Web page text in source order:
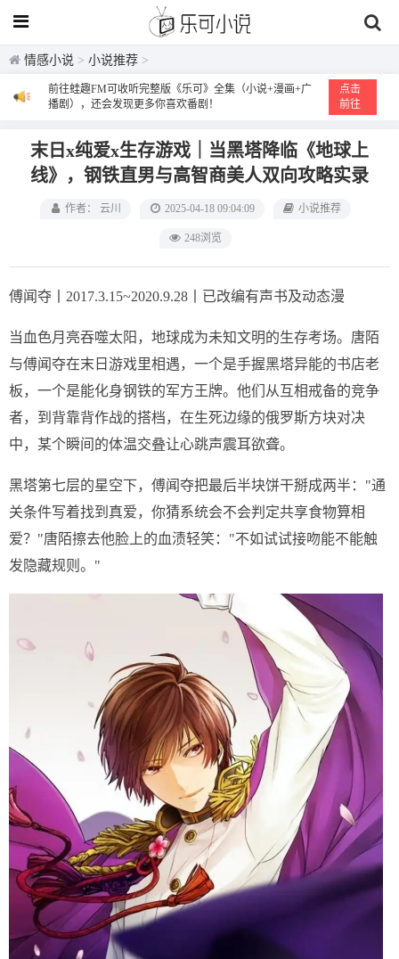
情感小说 > 小说推荐 >
前往蛙趣FM可收听完整版《乐可》全集（小说+漫画+广
播剧），还会发现更多你喜欢番剧！
点击
前往
末日x纯爱x生存游戏｜当黑塔降临《地球上
线》，钢铁直男与高智商美人双向攻略实录
作者： 云川 2025-04-18 09:04:09 小说推荐
248浏览
傅闻夺丨2017.3.15~2020.9.28丨已改编有声书及动态漫
当血色月亮吞噬太阳，地球成为未知文明的生存考场。唐陌
与傅闻夺在末日游戏里相遇，一个是手握黑塔异能的书店老
板，一个是能化身钢铁的军方王牌。他们从互相戒备的竞争
者，到背靠背作战的搭档，在生死边缘的俄罗斯方块对决
中，某个瞬间的体温交叠让心跳声震耳欲聋。
黑塔第七层的星空下，傅闻夺把最后半块饼干掰成两半："通
关条件写着找到真爱，你猜系统会不会判定共享食物算相
爱？"唐陌擦去他脸上的血渍轻笑："不如试试接吻能不能触
发隐藏规则。"